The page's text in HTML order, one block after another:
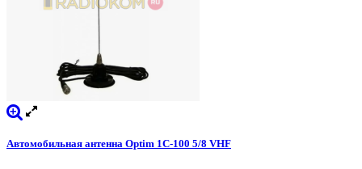
Автомобильная антенна Optim 1C-100 5/8 VHF